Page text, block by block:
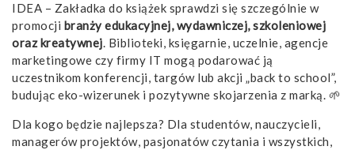
IDEA – Zakładka do książek sprawdzi się szczególnie w
promocji branży edukacyjnej, wydawniczej, szkoleniowej
oraz kreatywnej. Biblioteki, księgarnie, uczelnie, agencje
marketingowe czy firmy IT mogą podarować ją
uczestnikom konferencji, targów lub akcji „back to school”,
budując eko-wizerunek i pozytywne skojarzenia z marką. 🌱
Dla kogo będzie najlepsza? Dla studentów, nauczycieli,
managerów projektów, pasjonatów czytania i wszystkich,